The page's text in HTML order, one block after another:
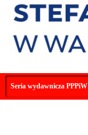
Seria wydawnicza PPPiW